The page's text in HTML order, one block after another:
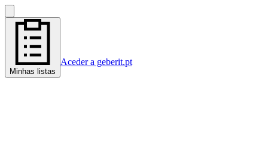
Minhas listas
Aceder a geberit.pt